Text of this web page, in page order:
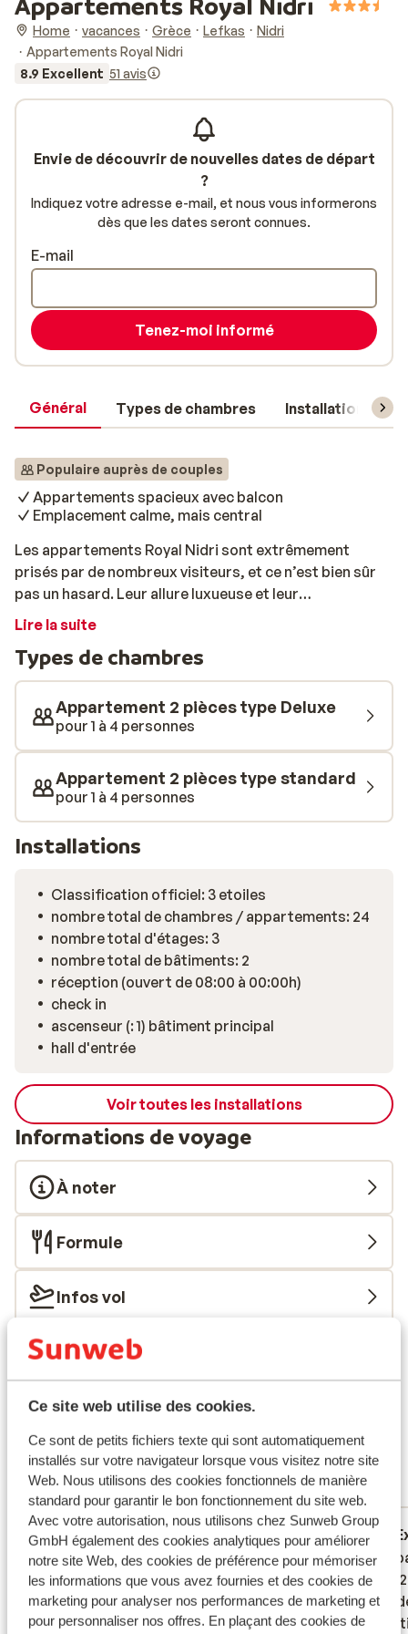
Ce site web utilise des cookies.
Ce sont de petits fichiers texte qui sont automatiquement
installés sur votre navigateur lorsque vous visitez notre site
Web. Nous utilisons des cookies fonctionnels de manière
standard pour garantir le bon fonctionnement du site web.
Avec votre autorisation, nous utilisons chez Sunweb Group
GmbH également des cookies analytiques pour améliorer
notre site Web, des cookies de préférence pour mémoriser
les informations que vous avez fournies et des cookies de
marketing pour analyser nos performances de marketing et
pour personnaliser nos offres. En plaçant des cookies de
Home vacances Grèce Lefkas
Nidri
Appartements Royal Nidri
8.9 Excellent 51 avis
Général Types de chambres Installations
Populaire auprès de couples
Appartements spacieux avec balcon
Emplacement calme, mais central
Les appartements Royal Nidri sont extrêmement
prisés par de nombreux visiteurs, et ce n’est bien sûr
pas un hasard. Leur allure luxueuse et leur
emplacement idéal ne sont que quelques-uns des
se trouve à seulement 50 mètres, un cadre parfait pour
profiter pleinement du soleil grec. D’un autre côté, le
centre animé de Nidri est à peine à 300 mètres, offrant
une ambiance vivante à deux pas. Vous séjournez donc
dans un endroit calme et reposant, tout en ayant
l’animation à portée de main. Le meilleur des deux
mondes, en somme. La piscine est idéale pour se
rafraîchir, et le pool-bar adjacent devient
régulièrement le théâtre de soirées conviviales, parfois
organisées. Les chambres modernes sont spacieuses,
attarde. Le balcon privé vaut lui aussi le détour: chaque
balcon offre une vue imprenable sur la piscine ou les
environs. Voilà ce que des vacances devraient toujours
être.
Lire la suite
Types de chambres
Appartement 2 pièces type Deluxe
pour 1 à 4 personnes
Appartement 2 pièces type standard
pour 1 à 4 personnes
Installations
Classification officiel: 3 etoiles
nombre total de chambres / appartements: 24
nombre total d'étages: 3
nombre total de bâtiments: 2
réception (ouvert de 08:00 à 00:00h)
check in
ascenseur (: 1) bâtiment principal
hall d'entrée
Voir toutes les installations
Informations de voyage
À noter
Formule
Infos vol
Ce que les clients pensent
produit.En savoir plus sur les avis
8.9 Excellent
51 avis
Réservé principalement par couples
8.6 Excellent
29 juin 2026
Kleinschalig, gezellig, vriendelijk personeel
en op loopafstand van strand en
restaurants.
Kleinschalig, gezellig, vriendelijk personeel
en op loopafstand van strand en
restaurants.
Traduire en français (FR)
8.3
De
2008/
beste
De
2008/
beste
Envie de découvrir de nouvelles dates de départ
?
Indiquez votre adresse e-mail, et nous vous informerons
dès que les dates seront connues.
E-mail
Tenez-moi informé